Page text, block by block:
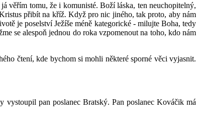
věřím tomu, že i komunisté. Boží láska, ten neuchopitelný,
přibít na kříž. Když pro nic jiného, tak proto, aby nám
je poselství Ježíše méně kategorické - milujte Boha, tedy
se alespoň jednou do roka vzpomenout na toho, kdo nám
čtení, kde bychom si mohli některé sporné věci vyjasnit.
pan poslanec Bratský. Pan poslanec Kováčik má